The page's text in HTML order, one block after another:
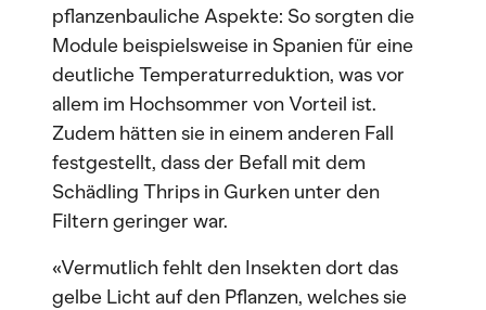
pflanzenbauliche Aspekte: So sorgten die
Module bei­spielsweise in Spanien für eine
deutliche Temperaturreduktion, was vor
allem im Hochsommer von Vorteil ist.
Zudem hätten sie in einem anderen Fall
festgestellt, dass der Befall mit dem
Schädling Thrips in Gurken unter den
Filtern geringer war.
«Vermutlich fehlt den Insekten dort das
gelbe Licht auf den Pflanzen, welches sie